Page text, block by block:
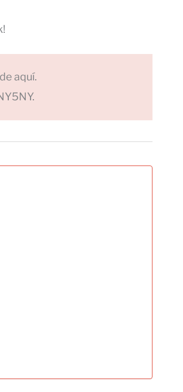
aquí.